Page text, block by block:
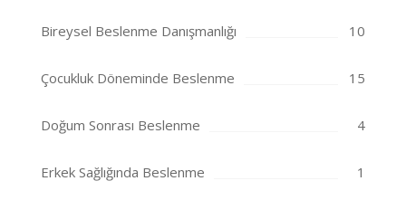
Bireysel Beslenme Danışmanlığı 10
Çocukluk Döneminde Beslenme 15
Doğum Sonrası Beslenme 4
Erkek Sağlığında Beslenme 1